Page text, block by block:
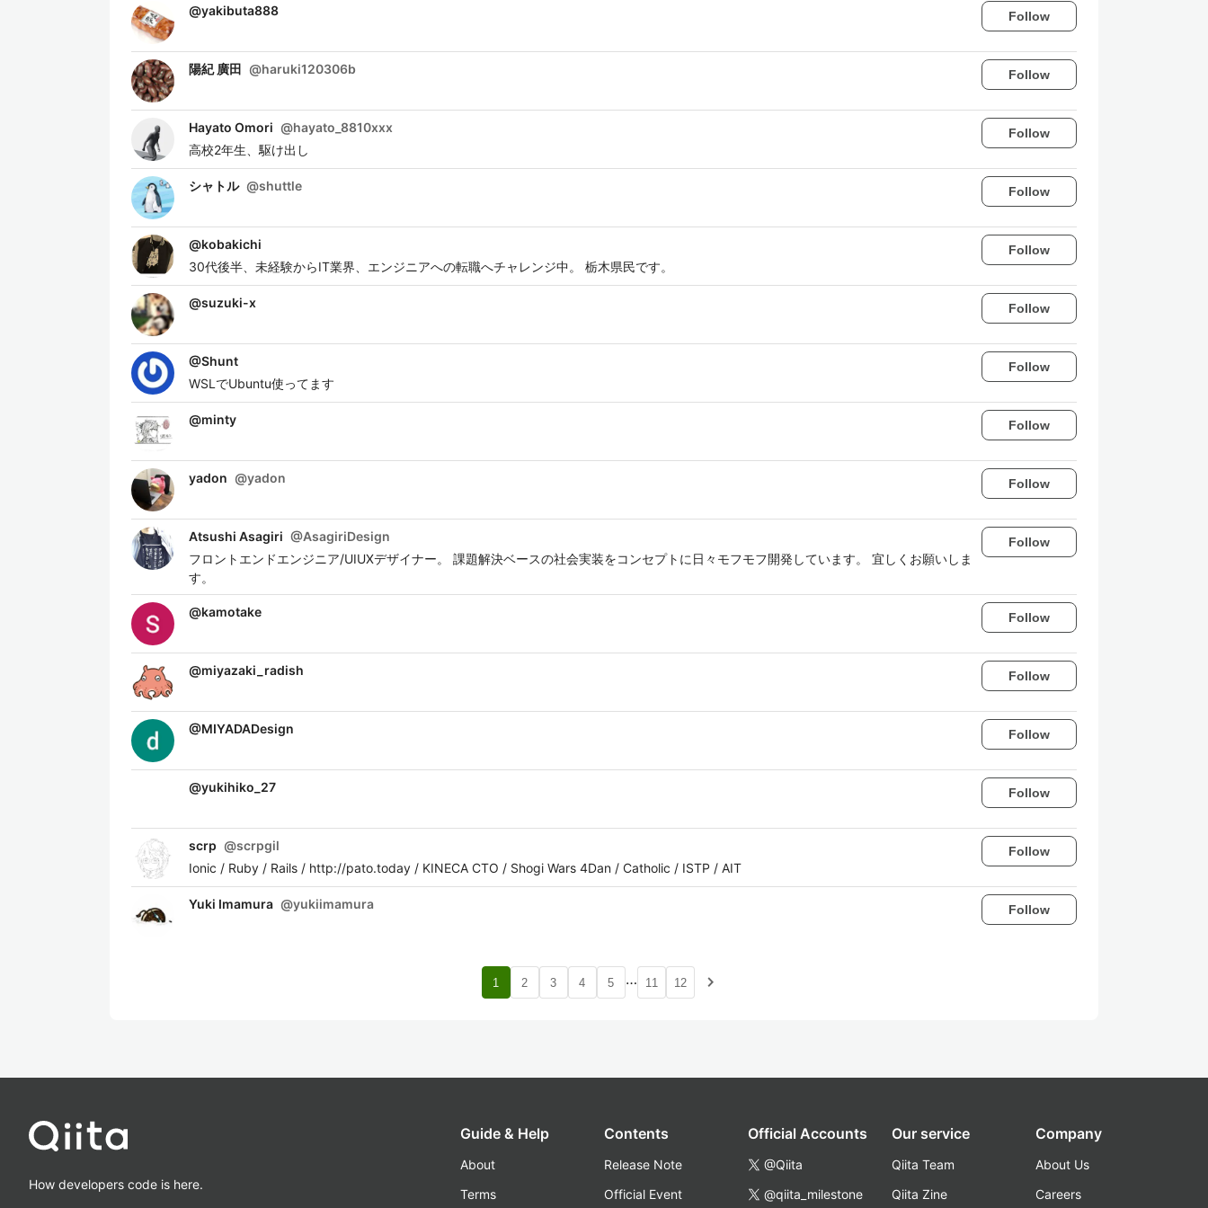
@yakibuta888 Follow
陽紀 廣田 @haruki120306b Follow
Hayato Omori @hayato_8810xxx
高校2年生、駆け出し
Follow
シャトル @shuttle Follow
@kobakichi
30代後半、未経験からIT業界、エンジニアへの転職へチャレンジ中。 栃木県民です。
Follow
@suzuki-x Follow
@Shunt
WSLでUbuntu使ってます
Follow
@minty Follow
yadon @yadon Follow
Atsushi Asagiri @AsagiriDesign
フロントエンドエンジニア/UIUXデザイナー。 課題解決ベースの社会実装をコンセプトに日々モフモフ開発しています。 宜しくお願いしま
す。
Follow
@kamotake Follow
@miyazaki_radish Follow
@MIYADADesign Follow
@yukihiko_27 Follow
scrp @scrpgil
Ionic / Ruby / Rails / http://pato.today / KINECA CTO / Shogi Wars 4Dan / Catholic / ISTP / AIT
Follow
Yuki Imamura @yukiimamura Follow
1 2 3 4 5 … 11 12 navigate_next
How developers code is here.
Guide & Help
About
Terms
Contents
Release Note
Official Event
Official Accounts
@Qiita
@qiita_milestone
Our service
Qiita Team
Qiita Zine
Company
About Us
Careers